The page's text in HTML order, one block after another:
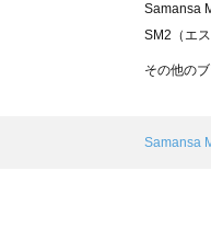
Samansa
SM2（エ
Samansa
その他の
Samansa